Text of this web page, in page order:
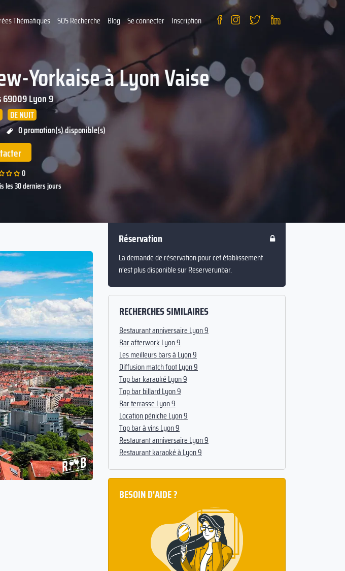
Thématiques SOS Recherche Blog Se connecter Inscription
Yorkaise à Lyon Vaise
69009Lyon 9
DE NUIT
0 promotion(s) disponible(s)
0
les 30 derniers jours
Suivant
Réservation
La demande de réservation pour cet établissement
n’est plus disponible sur Reserverunbar.
RECHERCHES SIMILAIRES
Bestaurant anniversaire Lyon 9
Bar afterwork Lyon 9
Les meilleurs bars à Lyon 9
Diffusion match foot Lyon 9
Top bar karaoké Lyon 9
Top bar billard Lyon 9
Bar terrasse Lyon 9
Location péniche Lyon 9
Top bar à vins Lyon 9
Restaurant anniversaire Lyon 9
Restaurant karaoké à Lyon 9
BESOIN D'AIDE ?